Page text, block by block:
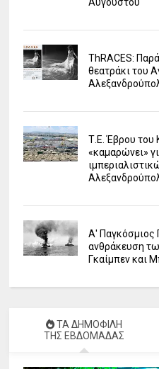
ΤhRACES:
θεατράκι του
Τ.Ε. Έβρου
«καμαρώνει»
Α' Παγκόσμιος
ανθράκευση
Γκαίμπεν και
ΤΑ ΔΗΜΟΦΙΛΗ
ΤΗΣ ΕΒΔΟΜΑΔΑΣ